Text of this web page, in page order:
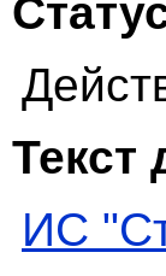
Текст
ИС